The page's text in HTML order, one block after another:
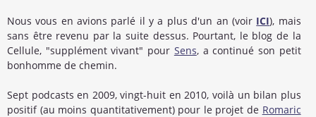
Nous vous en avions parlé il y a plus d'un an (voir ICI), mais
sans être revenu par la suite dessus. Pourtant, le blog de la
Cellule, "supplément vivant" pour Sens, a continué son petit
bonhomme de chemin.
Sept podcasts en 2009, vingt-huit en 2010, voilà un bilan plus
positif (au moins quantitativement) pour le projet de Romaric